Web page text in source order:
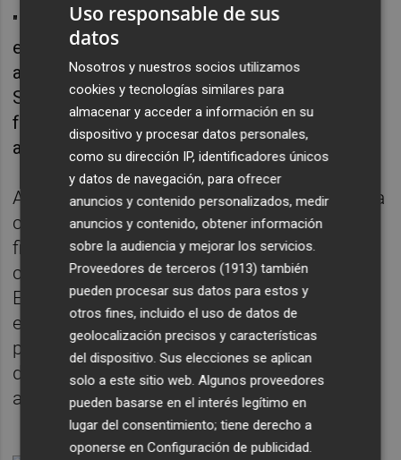
"Había reticencias pero lo hemos
experimentado este año para poder
acompañar mejor la transición de Primaria a
Secundaria y ahora han visto que está
funcionando bien y ha venido para quedarse",
apunta.
Además, "más como petición" que como una
certeza futura, reclama "consolidar la
financiación extra del Gobierno" para que las
comunidades autónomas gestionaran la
Educación en el marco de la covid, y que en
el caso de la Comunitat Valenciana, ha
permitido "tener más profesores -incluso
dos por clase- y menos alumnos por aula",
algo que, en su opinión, "está siendo clave".
Uso responsable de sus
datos
Nosotros y nuestros socios utilizamos
cookies y tecnologías similares para
almacenar y acceder a información en su
dispositivo y procesar datos personales,
como su dirección IP, identificadores únicos
y datos de navegación, para ofrecer
anuncios y contenido personalizados, medir
anuncios y contenido, obtener información
sobre la audiencia y mejorar los servicios.
Proveedores de terceros (1913) también
pueden procesar sus datos para estos y
otros fines, incluido el uso de datos de
geolocalización precisos y características
del dispositivo. Sus elecciones se aplican
solo a este sitio web. Algunos proveedores
pueden basarse en el interés legítimo en
lugar del consentimiento; tiene derecho a
oponerse enConfiguración de publicidad